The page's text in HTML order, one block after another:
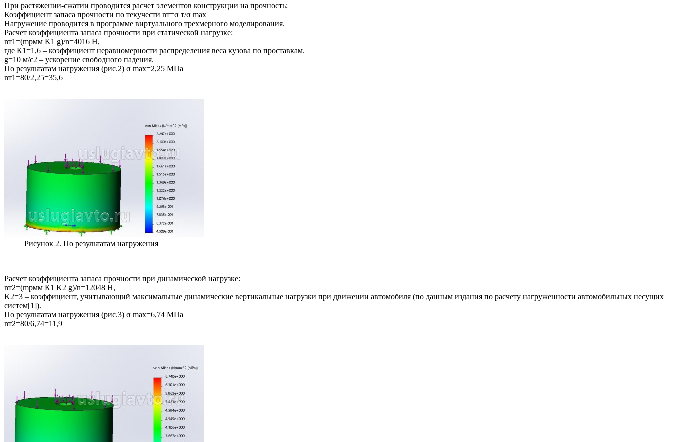
При растяжении-сжатии проводится расчет элементов конструкции на прочность;
Коэффициент запаса прочности по текучести nт=σ т/σ max
Нагружение проводится в программе виртуального трехмерного моделирования.
Расчет коэффициента запаса прочности при статической нагрузке:
nт1=(mрмм K1 g)/n=4016 Н,
где К1=1,6 – коэффициент неравномерности распределения веса кузова по проставкам.
g=10 м/с2 – ускорение свободного падения.
По результатам нагружения (рис.2) σ max=2,25 МПа
nт1=80/2,25=35,6
Рисунок 2. По результатам нагружения
Расчет коэффициента запаса прочности при динамической нагрузке:
nт2=(mрмм К1 K2 g)/n=12048 Н,
K2=3 – коэффициент, учитывающий максимальные динамические вертикальные нагрузки при движении автомобиля (по данным издания по расчету нагруженности автомобильных несущих
систем[1]).
По результатам нагружения (рис.3) σ max=6,74 МПа
nт2=80/6,74=11,9